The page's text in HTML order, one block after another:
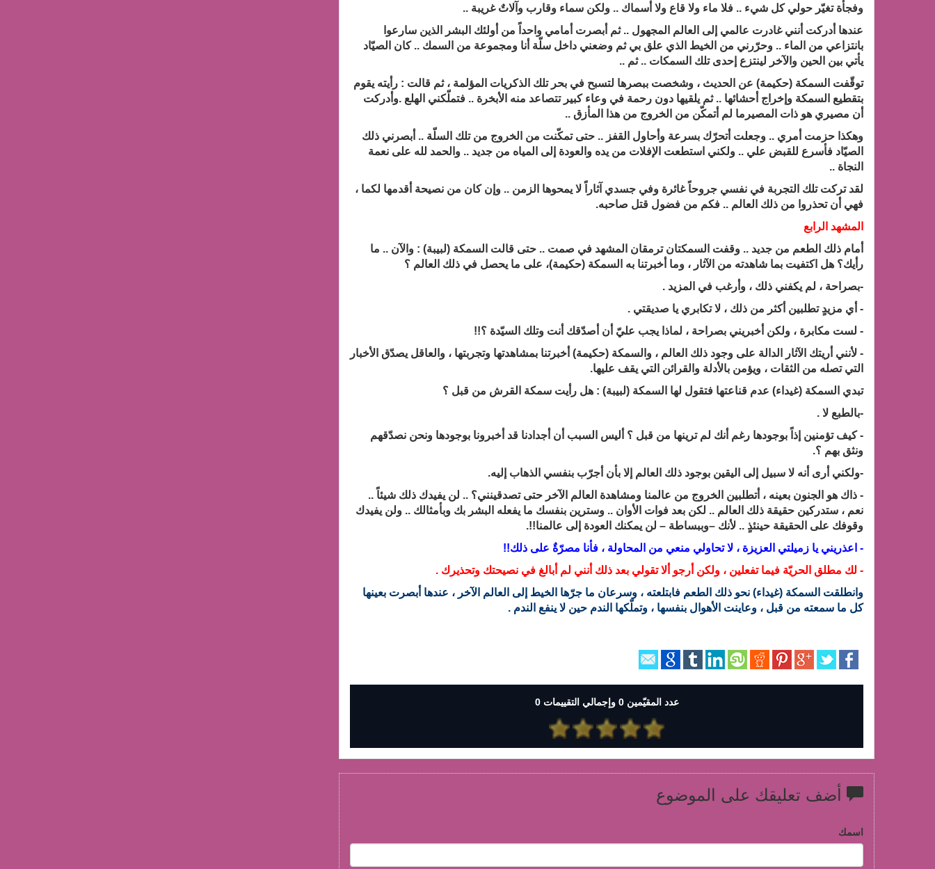
وفجأة تغيّر حولي كل شيء .. فلا ماء ولا قاع ولا أسماك .. ولكن سماء وقارب وآلاتٌ غريبة ..
عندها أدركت أنني غادرت عالمي إلى العالم المجهول .. ثم أبصرت أمامي واحداً من أولئك البشر الذين سارعوا
بانتزاعي من الماء .. وحرّرني من الخيط الذي علق بي ثم وضعني داخل سلّة أنا ومجموعة من السمك .. كان الصيّاد
يأتي بين الحين والآخر لينتزع إحدى تلك السمكات .. ثم ..
توقّفت السمكة (حكيمة) عن الحديث ، وشخصت ببصرها لتسبح في بحر تلك الذكريات المؤلمة ، ثم قالت : رأيته يقوم
بتقطيع السمكة وإخراج أحشائها .. ثم يلقيها دون رحمة في وعاء كبير تتصاعد منه الأبخرة .. فتملّكني الهلع .وأدركت
أن مصيري هو ذات المصيرما لم أتمكّن من الخروج من هذا المأزق ..
وهكذا حزمت أمري .. وجعلت أتحرّك بسرعة وأحاول القفز .. حتى تمكّنت من الخروج من تلك السلّة .. أبصرني ذلك
الصيّاد فأسرع للقبض علي .. ولكني استطعت الإفلات من يده والعودة إلى المياه من جديد .. والحمد لله على نعمة
النجاة ..
لقد تركت تلك التجربة في نفسي جروحاً غائرة وفي جسدي آثاراً لا يمحوها الزمن .. وإن كان من نصيحة أقدمها لكما ،
فهي أن تحذروا من ذلك العالم .. فكم من فضول قتل صاحبه.
المشهد الرابع
أمام ذلك الطعم من جديد .. وقفت السمكتان ترمقان المشهد في صمت .. حتى قالت السمكة (لبيبة) : والآن .. ما
رأيك؟ هل اكتفيت بما شاهدته من الآثار ، وما أخبرتنا به السمكة (حكيمة)، على ما يحصل في ذلك العالم ؟
-بصراحة ، لم يكفني ذلك ، وأرغب في المزيد .
- أي مزيدٍ تطلبين أكثر من ذلك ، لا تكابري يا صديقتي .
- لست مكابرة ، ولكن أخبريني بصراحة ، لماذا يجب عليّ أن أصدّقك أنت وتلك السيّدة ؟!!
- لأنني أريتك الآثار الدالة على وجود ذلك العالم ، والسمكة (حكيمة) أخبرتنا بمشاهدتها وتجربتها ، والعاقل يصدّق الأخبار
التي تصله من الثقات ، ويؤمن بالأدلة والقرائن التي يقف عليها.
تبدي السمكة (غيداء) عدم قناعتها فتقول لها السمكة (لبيبة) : هل رأيت سمكة القرش من قبل ؟
-بالطبع لا .
- كيف تؤمنين إذاً بوجودها رغم أنك لم ترينها من قبل ؟ أليس السبب أن أجدادنا قد أخبرونا بوجودها ونحن نصدّقهم
ونثق بهم ؟.
-ولكني أرى أنه لا سبيل إلى اليقين بوجود ذلك العالم إلا بأن أجرّب بنفسي الذهاب إليه.
- ذاك هو الجنون بعينه ، أتطلبين الخروج من عالمنا ومشاهدة العالم الآخر حتى تصدقينني؟ .. لن يفيدك ذلك شيئاً ..
نعم ، ستدركين حقيقة ذلك العالم .. لكن بعد فوات الأوان .. وسترين بنفسك ما يفعله البشر بك وبأمثالك .. ولن يفيدك
وقوفك على الحقيقة حينئذٍ .. لأنك –وببساطة – لن يمكنك العودة إلى عالمنا!!.
- اعذريني يا زميلتي العزيزة ، لا تحاولي منعي من المحاولة ، فأنا مصرّةٌ على ذلك!!
- لك مطلق الحريّة فيما تفعلين ، ولكن أرجو ألا تقولي بعد ذلك أنني لم أبالغ في نصيحتك وتحذيرك .
وانطلقت السمكة (غيداء) نحو ذلك الطعم فابتلعته ، وسرعان ما جرّها الخيط إلى العالم الآخر ، عندها أبصرت بعينها
كل ما سمعته من قبل ، وعاينت الأهوال بنفسها ، وتملّكها الندم حين لا ينفع الندم .
عدد المقيّمين 0 وإجمالي التقييمات 0
أضف تعليقك على الموضوع
اسمك